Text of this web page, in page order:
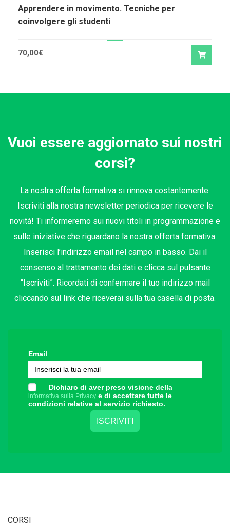
Apprendere in movimento. Tecniche per
coinvolgere gli studenti
70,00€
Vuoi essere aggiornato sui nostri
corsi?
La nostra offerta formativa si rinnova costantemente.
Iscriviti alla nostra newsletter periodica per ricevere le
novità! Ti informeremo sui nuovi titoli in programmazione e
sulle iniziative che riguardano la nostra offerta formativa.
Inserisci l’indirizzo email nel campo in basso. Dai il
consenso al trattamento dei dati e clicca sul pulsante
“Iscriviti”. Ricordati di confermare il tuo indirizzo mail
cliccando sul link che riceverai sulla tua casella di posta.
Email
Dichiaro di aver preso visione della
informativa sulla Privacy e di accettare tutte le
condizioni relative al servizio richiesto.
CORSI